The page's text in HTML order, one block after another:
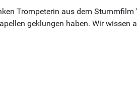
Trompeterin aus dem
geklungen haben. Wir wissen